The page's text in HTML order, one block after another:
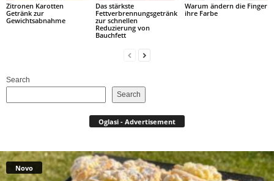
Zitronen Karotten
Getränk zur
Gewichtsabnahme
Das stärkste
Fettverbrennungsgetränk
zur schnellen
Reduzierung von
Bauchfett
Warum ändern die Finger
ihre Farbe
Search
Search
Oglasi - Advertisement
Novo